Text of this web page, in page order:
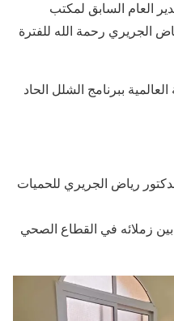
العام السابق لمكتب
الجريري رحمة الله للفترة
ببرنامج الشلل الحاد
رياض الجريري للحميات
بين زملائه في القطاع الصحي